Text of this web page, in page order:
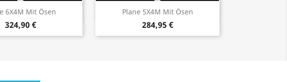
6X4M Mit Ösen
324,90 €
Vorschau Plane 5X4M Mit Ösen
284,95 €
Vorschau